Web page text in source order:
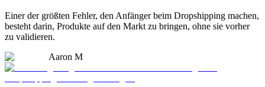
Einer der größten Fehler, den Anfänger beim Dropshipping machen,
besteht darin, Produkte auf den Markt zu bringen, ohne sie vorher
zu validieren.
Aaron M